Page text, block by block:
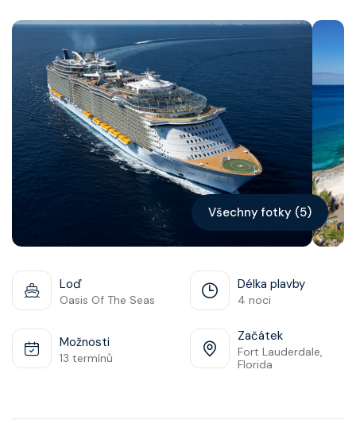
Články
Kontakt
Vyhledat plavbu
Všechny fotky (5)
Loď
Oasis Of The Seas
Délka plavby
4 noci
Možnosti
13 termínů
Začátek
Fort Lauderdale,
Florida